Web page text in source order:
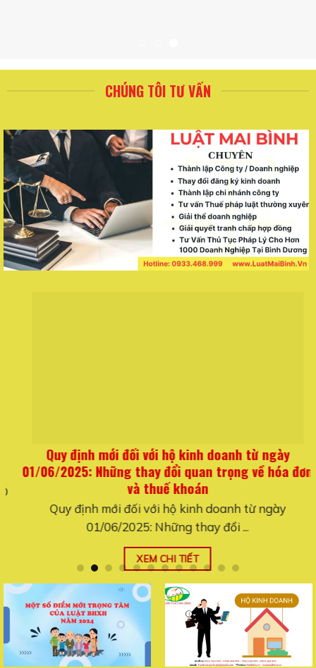
CHÚNG TÔI TƯ VẤN
Quy định mới đối với hộ kinh doanh từ ngày
01/06/2025: Những thay đổi quan trọng về hóa đơn
và thuế khoán
Quy định mới đối với hộ kinh doanh từ ngày
01/06/2025: Những thay đổi ...
XEM CHI TIẾT